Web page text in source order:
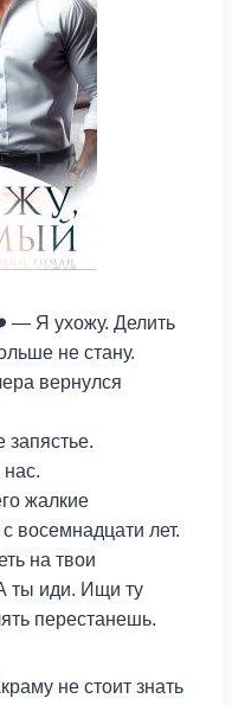
Я ухожу. Делить
не стану.
вернулся
жалкие
восемнадцати лет.
на твои
ты иди. Ищи ту
перестанешь.
не стоит знать